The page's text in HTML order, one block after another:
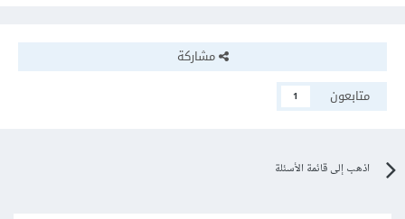
مشاركة
متابعون
1
اذهب إلى قائمة الأسئلة